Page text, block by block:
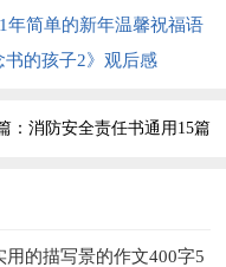
年简单的新年温馨祝福语
书的孩子2》观后感
： 消防安全责任书通用15篇
用的描写景的作文400字5